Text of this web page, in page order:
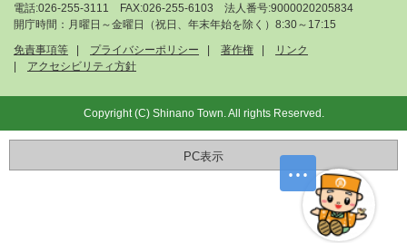
電話:026-255-3111 FAX:026-255-6103 法人番号:9000020205834
開庁時間：月曜日～金曜日（祝日、年末年始を除く）8:30～17:15
免責事項等
プライバシーポリシー 著作権
リンク
アクセシビリティ方針
Copyright (C) Shinano Town. All rights Reserved.
PC表示